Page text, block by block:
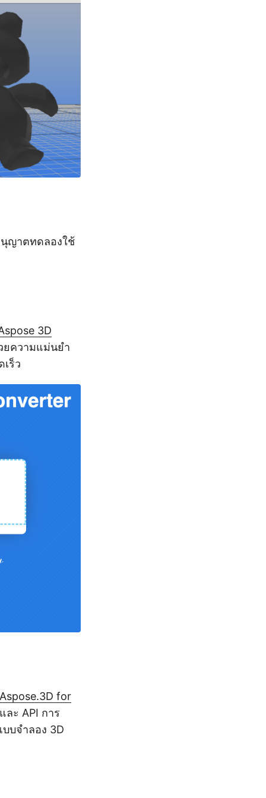
ญาตทดลองใช้
3D
ยความแม่นยำ
ร็ว
Aspose.3D for
ละ API การ
บจำลอง 3D